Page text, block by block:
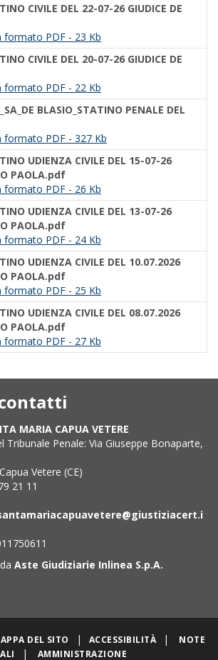
CIVILE DEL 22-07-26 GIUDICE DE
formato PDF - 23 Kb
CIVILE DEL 20-07-26 GIUDICE DE
formato PDF - 22 Kb
BLASIO_STATINO PENALE DEL
formato PDF - 327 Kb
UDIENZA CIVILE DEL 15-07-26
PAOLA.pdf
formato PDF - 26 Kb
UDIENZA CIVILE DEL 13-07-26
PAOLA.pdf
formato PDF - 24 Kb
UDIENZA CIVILE DEL 10.07.2026
PAOLA.pdf
formato PDF - 25 Kb
UDIENZA CIVILE DEL 08.07.2026
PAOLA.pdf
formato PDF - 27 Kb
MARIA CAPUA VETERE
Tribunale Penale: Via Giuseppe Bonaparte,
Vetere (CE)
21 11
Aste Giudiziarie Inlinea S.p.A.
DEL SITO | ACCESSIBILITÀ |
NOTE
| AMMINISTRAZIONE